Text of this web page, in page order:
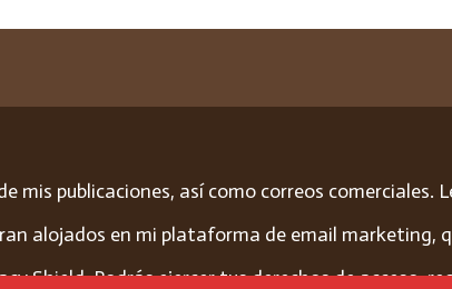
mis publicaciones, así como correos comerciales.
alojados en mi plataforma de email marketing,
Shield. Podrás ejercer tus derechos de acceso,